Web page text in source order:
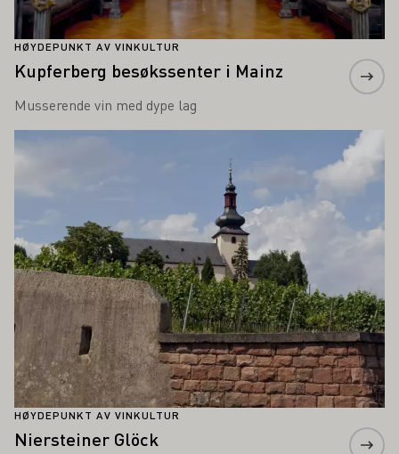
HØYDEPUNKT AV VINKULTUR
Kupferberg besøkssenter i Mainz
Musserende vin med dype lag
HØYDEPUNKT AV VINKULTUR
Niersteiner Glöck